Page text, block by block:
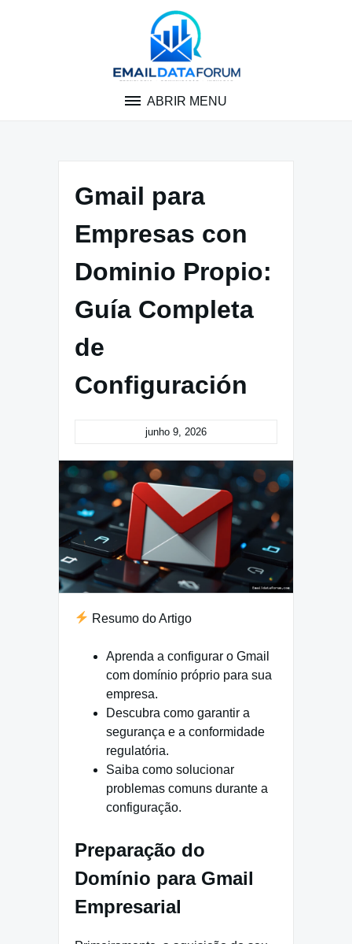
ABRIR MENU
Gmail para
Empresas con
Dominio Propio:
Guía Completa
de
Configuración
junho 9, 2026
Resumo do Artigo
Aprenda a configurar o Gmail
com domínio próprio para sua
empresa.
Descubra como garantir a
segurança e a conformidade
regulatória.
Saiba como solucionar
problemas comuns durante a
configuração.
Preparação do
Domínio para Gmail
Empresarial